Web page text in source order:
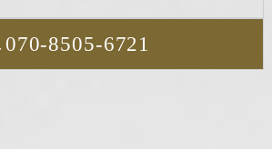
070-8505-6721